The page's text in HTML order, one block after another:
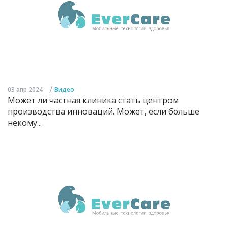
03 апр 2024 / Видео
Может ли частная клиника стать центром
производства инноваций. Может, если больше
некому...